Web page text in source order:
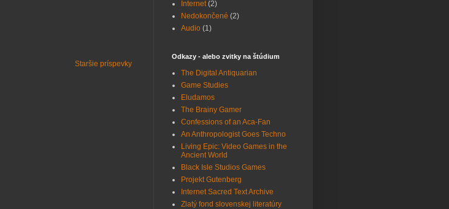
Staršie príspevky
Internet (2)
Nedokončené (2)
Audio (1)
Odkazy - alebo zvitky na štúdium
The Digital Antiquarian
Game Studies
Eludamos
The Brainy Gamer
Confessions of an Aca-Fan
An Anthropologist Goes Techno
Living Epic: Video Games in the
Ancient World
Black Isle Studios Games
Projekt Gutenberg
Internet Sacred Text Archive
Zlatý fond slovenskej literatúry